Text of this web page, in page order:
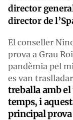
director
director de
El conseller
prova a Grau
pandèmia pel
es van
treballa amb
temps, i
principal